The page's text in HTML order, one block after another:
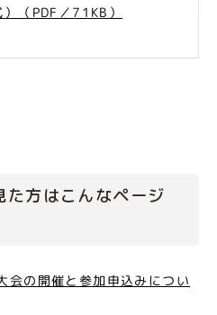
）（PDF／71KB）
た方はこんなページ
の開催と参加申込みについ